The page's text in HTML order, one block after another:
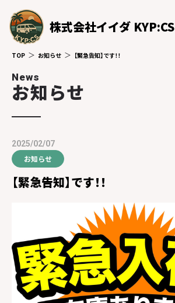
株式会社イイダ KYP:CS
TOP お知らせ 【緊急告知】です！！
News
お知らせ
2025/02/07
お知らせ
【緊急告知】です！！